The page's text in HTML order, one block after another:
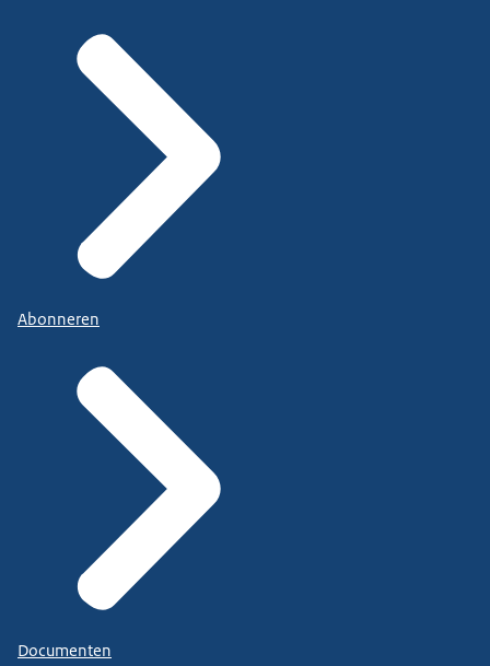
Abonneren
Documenten